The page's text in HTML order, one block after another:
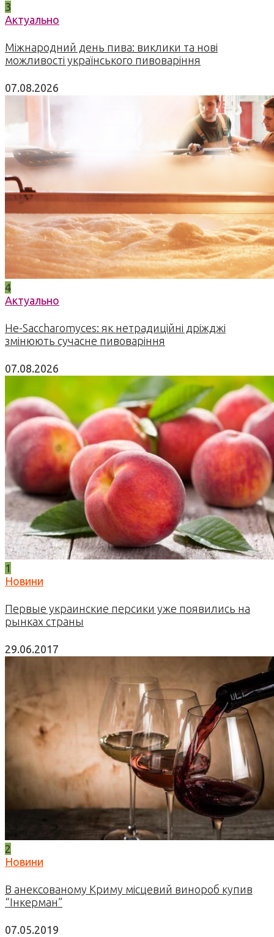
3
Актуально
Міжнародний день пива: виклики та нові
можливості українського пивоваріння
07.08.2026
4
Актуально
Не-Saccharomyces: як нетрадиційні дріжджі
змінюють сучасне пивоваріння
07.08.2026
1
Новини
Первые украинские персики уже появились на
рынках страны
29.06.2017
2
Новини
В анексованому Криму місцевий винороб купив
“Інкерман”
07.05.2019